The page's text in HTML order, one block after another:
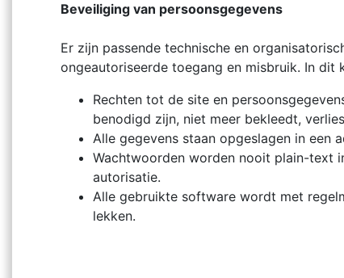
Beveiliging van persoonsgegevens
Er zijn passende technische en
ongeautoriseerde toegang en misbruik. In dit
Rechten tot de site en
benodigd zijn, niet meer bekleedt,
Alle gegevens staan opgeslagen in een
Wachtwoorden worden nooit plain-text
autorisatie.
Alle gebruikte software wordt met
lekken.